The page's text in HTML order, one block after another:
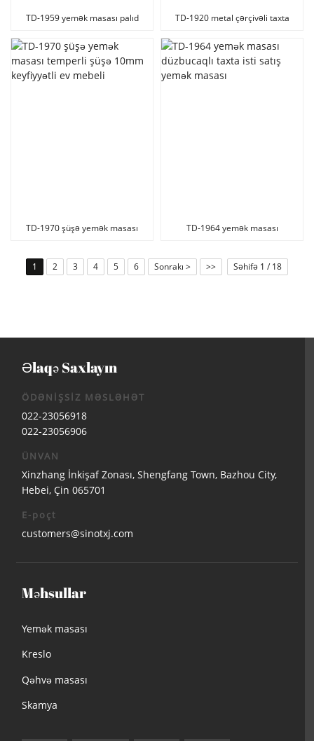
TD-1959 yemək masası palıd
TD-1920 metal çərçivəli taxta
TD-1970 şüşə yemək masası
TD-1964 yemək masası
1
2 3 4 5 6 Sonrakı > >> Səhifə 1 / 18
Əlaqə Saxlayın
ÖDƏNİŞSİZ MƏSLƏHƏT
022-23056918
022-23056906
ÜNVAN
Xinzhang İnkişaf Zonası, Shengfang Town, Bazhou City,
Hebei, Çin 065701
E-poçt
customers@sinotxj.com
Məhsullar
Yemək masası
Kreslo
Qəhvə masası
Skamya